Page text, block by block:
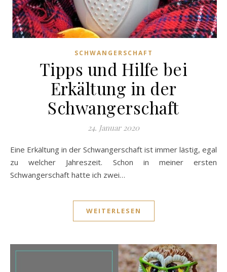
SCHWANGERSCHAFT
Tipps und Hilfe bei
Erkältung in der
Schwangerschaft
24. Januar 2020
Eine Erkältung in der Schwangerschaft ist immer lästig, egal
zu welcher Jahreszeit. Schon in meiner ersten
Schwangerschaft hatte ich zwei…
WEITERLESEN